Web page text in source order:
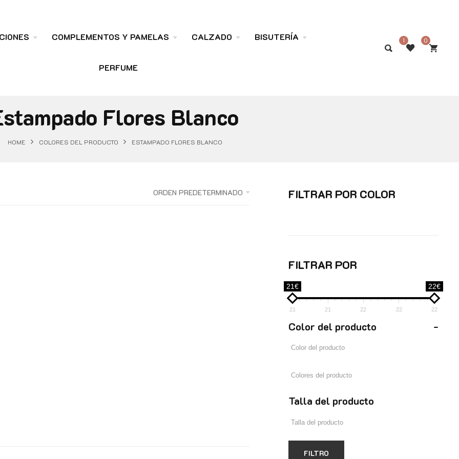
COMPLEMENTOS Y PAMELAS CALZADO BISUTERÍA
PERFUME
1 0
Flores Blanco
HOME COLORES DEL PRODUCTO ESTAMPADO FLORES BLANCO
ORDEN PREDETERMINADO FILTRAR POR COLOR
FILTRAR POR
21€ 22€
21 21 22 22 22
Color del producto -
Talla del producto
FILTRO